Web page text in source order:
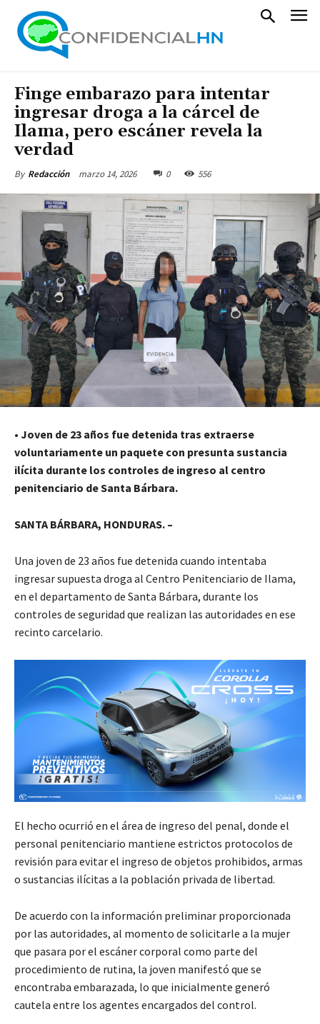
Finge embarazo para intentar
ingresar droga a la cárcel de
Ilama, pero escáner revela la
verdad
By Redacción marzo 14, 2026 0 556
• Joven de 23 años fue detenida tras extraerse
voluntariamente un paquete con presunta sustancia
ilícita durante los controles de ingreso al centro
penitenciario de Santa Bárbara.
SANTA BÁRBARA, HONDURAS. –
Una joven de 23 años fue detenida cuando intentaba
ingresar supuesta droga al Centro Penitenciario de Ilama,
en el departamento de Santa Bárbara, durante los
controles de seguridad que realizan las autoridades en ese
recinto carcelario.
El hecho ocurrió en el área de ingreso del penal, donde el
personal penitenciario mantiene estrictos protocolos de
revisión para evitar el ingreso de objetos prohibidos, armas
o sustancias ilícitas a la población privada de libertad.
De acuerdo con la información preliminar proporcionada
por las autoridades, al momento de solicitarle a la mujer
que pasara por el escáner corporal como parte del
procedimiento de rutina, la joven manifestó que se
encontraba embarazada, lo que inicialmente generó
cautela entre los agentes encargados del control.